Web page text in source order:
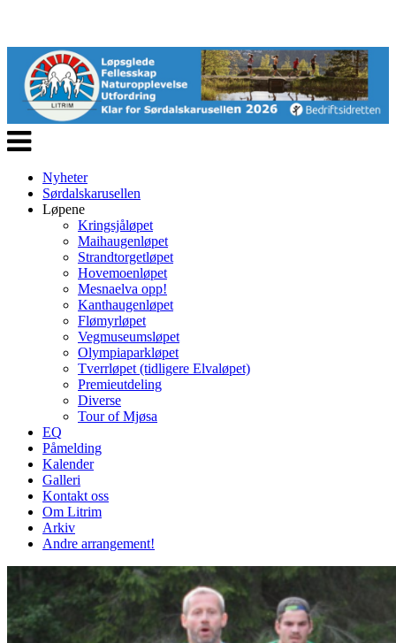
Veksle
navigasjon
Nyheter
Sørdalskarusellen
Løpene
Kringsjåløpet
Maihaugenløpet
Strandtorgetløpet
Hovemoenløpet
Mesnaelva opp!
Kanthaugenløpet
Flømyrløpet
Vegmuseumsløpet
Olympiaparkløpet
Tverrløpet (tidligere Elvaløpet)
Premieutdeling
Diverse
Tour of Mjøsa
EQ
Påmelding
Kalender
Galleri
Kontakt oss
Om Litrim
Arkiv
Andre arrangement!